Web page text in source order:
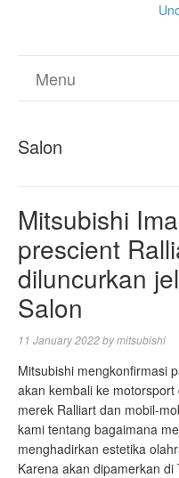
Menu
Salon
Mitsubishi
prescient
diluncurkan
Salon
11 January 2022bymitsubishi
Mitsubishi mengkonfirmasi
akan kembali ke
merek Ralliart dan mobil-
kami tentang bagaimana
menghadirkan estetika
Karena akan dipamerkan